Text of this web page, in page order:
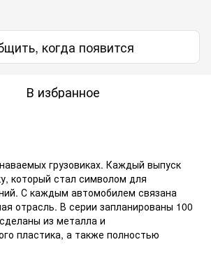
когда появится
В избранное
грузовиках. Каждый выпуск
который стал символом для
С каждым автомобилем связана
отрасль. В серии запланированы 100
из металла и
пластика, а также полностью